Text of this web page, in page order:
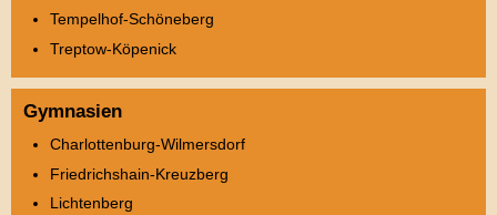
Tempelhof-Schöneberg
Treptow-Köpenick
Gymnasien
Charlottenburg-Wilmersdorf
Friedrichshain-Kreuzberg
Lichtenberg